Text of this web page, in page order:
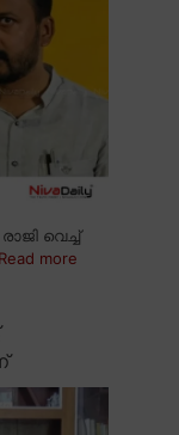
വെച്ച്
Read more